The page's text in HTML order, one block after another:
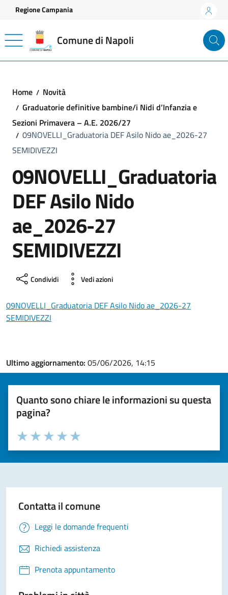
Vai ai contenuti
Vai al footer
Regione Campania
Comune di Napoli
Home
Novità
Graduatorie definitive bambine/i Nidi d’Infanzia e
Sezioni Primavera – A.E. 2026/27
09NOVELLI_Graduatoria DEF Asilo Nido ae_2026-27
SEMIDIVEZZI
09NOVELLI_Graduatoria
DEF Asilo Nido
ae_2026-27
SEMIDIVEZZI
Condividi Vedi azioni
09NOVELLI_Graduatoria DEF Asilo Nido ae_2026-27
SEMIDIVEZZI
Ultimo aggiornamento: 05/06/2026, 14:15
Quanto sono chiare le informazioni su questa
pagina?
Valuta la chiarezza delle informazioni (da 1 a 5 stelle)
Seleziona il numero di stelle per valutare la chiarezza delle
Valuta 5 stelle su 5
Valuta 4 stelle su 5
Valuta 3 stelle su 5
Valuta 2 stelle su 5
Valuta 1 stelle su 5
Contatta il comune
Leggi le domande frequenti
Richiedi assistenza
Prenota appuntamento